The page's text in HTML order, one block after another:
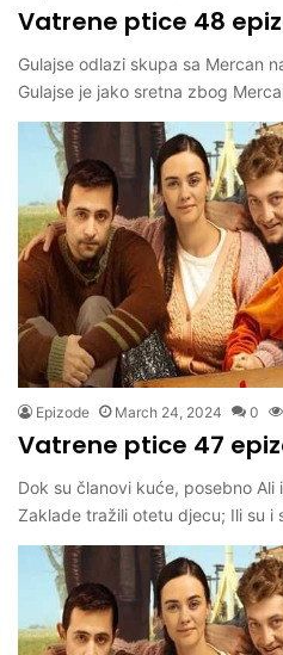
Vatrene ptice 48
Gulajse odlazi skupa sa Mercan
Gulajse je jako sretna zbog
Epizode March 24, 2024 0
Vatrene ptice 47
Dok su članovi kuće, posebno Ali
Zaklade tražili otetu djecu; Ili su i